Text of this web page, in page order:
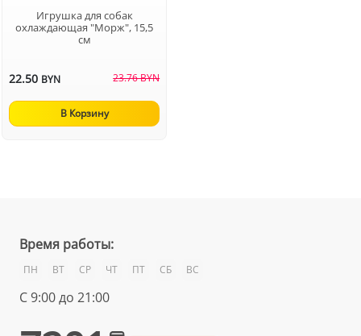
Игрушка для собак
охлаждающая "Морж", 15,5
см
22.50 BYN 23.76 BYN
В Корзину
Время работы:
ПН ВТ СР ЧТ ПТ СБ ВС
С 9:00 до 21:00